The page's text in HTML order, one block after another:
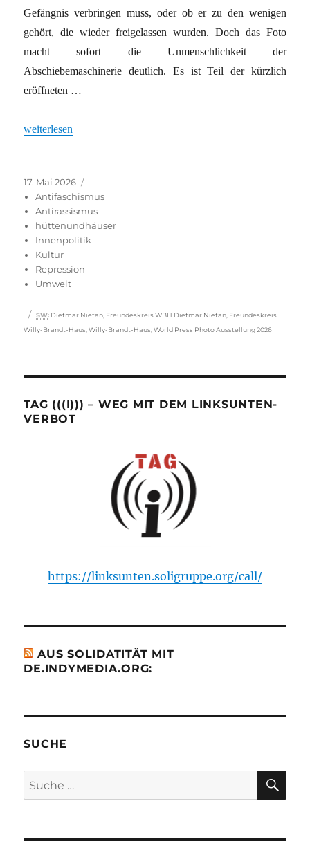
Gefängnis verbringen muss, oder ob er zu den wenigen
gehört, die wieder freigelassen wurden. Doch das Foto
macht sofort die Unmenschlichkeit der
Abschiebemaschinerie deutlich. Es ist Teil der kürzlich
eröffneten …
„Zeugnisse engagierter Fotograf*innen“
weiterlesen
Veröffentlicht
am
17. Mai 2026
Antifaschismus
Antirassismus
hüttenundhäuser
Innenpolitik
Kultur
Repression
Umwelt
Schlagwörter
SW: Dietmar Nietan Freundeskreis WBH Dietmar Nietan Freundeskreis
Willy-Brandt-Haus ,Willy-Brandt-Haus ,World Press Photo Ausstellung 2026
TAG (((I))) – WEG MIT DEM LINKSUNTEN-
VERBOT
https://linksunten.soligruppe.org/call/
AUS SOLIDATITÄT MIT
DE.INDYMEDIA.ORG:
SUCHE
Suche
nach: